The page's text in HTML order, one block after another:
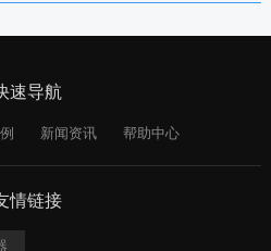
速导航
新闻资讯 帮助中心
情链接